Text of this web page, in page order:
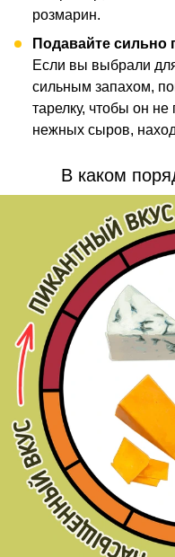
розмарин.
Подавайте
Если вы выбрали
сильным запахом,
тарелку, чтобы он
нежных сыров,
В каком